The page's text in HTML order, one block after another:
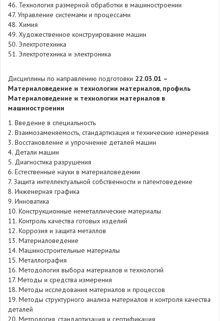
46. Технология размерной обработки в машиностроении
47. Управление системами и процессами
48. Химия
49. Художественное конструирование машин
50. Электротехника
51. Электротехника и электроника
Дисциплины по направлению подготовки 22.03.01 –
Материаловедение и технологии материалов, профиль
Материаловедение и технологии материалов в
машиностроении
1. Введение в специальность
2. Взаимозаменяемость, стандартизация и технические измерения
3. Восстановление и упрочнение деталей машин
4. Детали машин
5. Диагностика разрушения
6. Естественные науки в материаловедении
7. Защита интеллектуальной собственности и патентоведение
8. Инженерная графика
9. Инноватика
10. Конструкционные неметаллические материалы
11. Контроль качества готовых изделий
12. Коррозия и защита металлов
13. Материаловедение
14. Машиностроительные материалы
15. Металлография
16. Методология выбора материалов и технологий
17. Методы и средства измерения
18. Методы исследования материалов и процессов
19. Методы структурного анализа материалов и контроля качества
деталей
20. Метрология, стандартизация и сертификация